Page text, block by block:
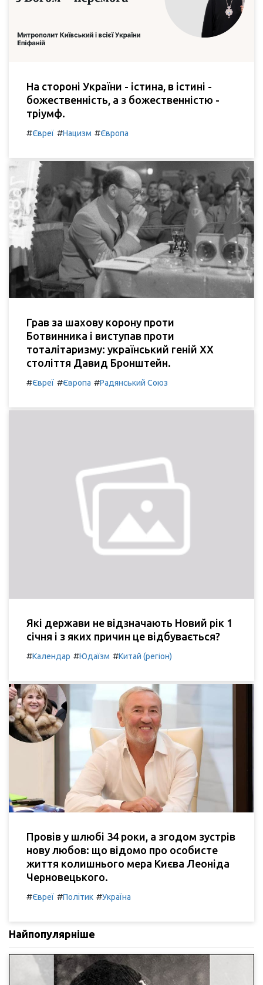
На стороні України - істина, в істині -
божественність, а з божественністю -
тріумф.
#Євреї #Нацизм #Європа
Грав за шахову корону проти
Ботвинника і виступав проти
тоталітаризму: український геній XX
століття Давид Бронштейн.
#Євреї #Європа #Радянський Союз
Які держави не відзначають Новий рік 1
січня і з яких причин це відбувається?
#Календар #Юдаїзм #Китай (регіон)
Провів у шлюбі 34 роки, а згодом зустрів
нову любов: що відомо про особисте
життя колишнього мера Києва Леоніда
Черновецького.
#Євреї #Політик #Україна
Найпопулярніше